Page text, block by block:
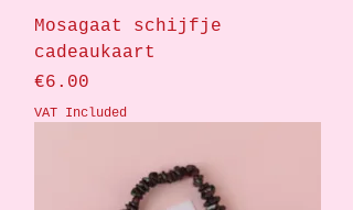
Mosagaat schijfje
cadeaukaart
Price
€6.00
VAT Included